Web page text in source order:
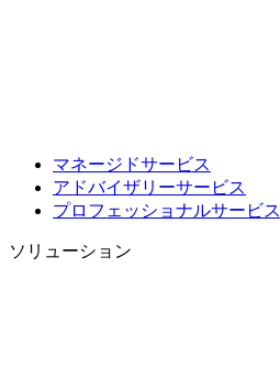
マネージドサービス
アドバイザリーサービス
プロフェッショナルサービス
ソリューション